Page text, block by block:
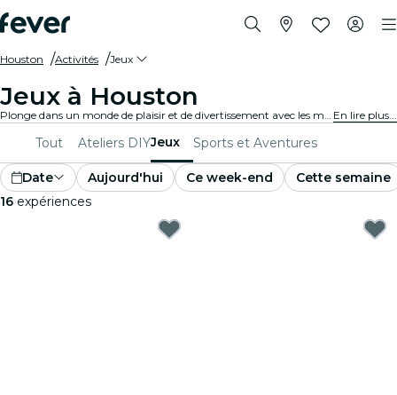
Houston Activités Jeux
Jeux à Houston
Plonge dans un monde de plaisir et de divertissement avec les meilleurs jeux de Houston. Des jeux de société aux expériences de réalité virtuelle, il y en a pour tous les goûts. En lire plus...
Tout Ateliers DIYJeux Sports et Aventures
Date Aujourd'hui Ce week-end
Cette semaine
16 expériences